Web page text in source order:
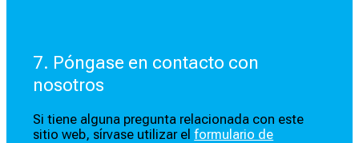
7. Póngase en contacto con
nosotros
Si tiene alguna pregunta relacionada con este
sitio web, sírvase utilizar el formulario de